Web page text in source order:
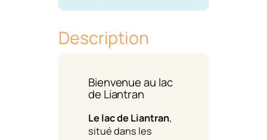
Description
Bienvenue au lac
de Liantran
Le lac de Liantran,
situé dans les